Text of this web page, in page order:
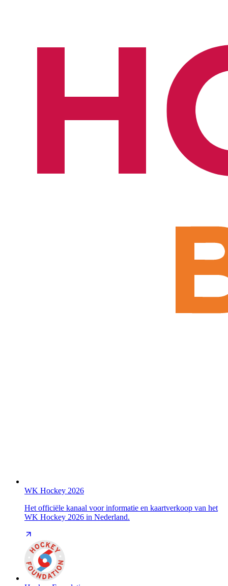
WK Hockey 2026
Het officiële kanaal voor informatie en kaartverkoop van het
WK Hockey 2026 in Nederland.